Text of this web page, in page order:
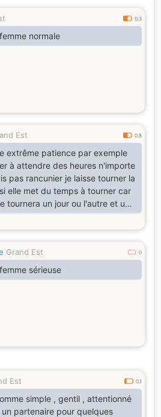
0.3
normale
Est 0.5
extrême patience par exemple
à attendre des heures n'importe
pas rancunier je laisse tourner la
elle met du temps à tourner car
tournera un jour ou l'autre et une
ce que j'avais à dire tout est
en amitié comme en amour.
plus faibles (opprimés). Je
de mener le combat contre
racisme.
Grand Est 0
sérieuse
Est 0.1
simple , gentil , attentionné
partenaire pour quelques